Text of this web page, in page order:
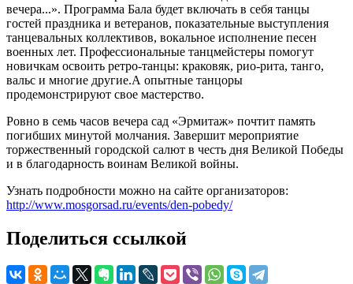
вечера...». Программа Бала будет включать в себя танцы
гостей праздника и ветеранов, показательные выступления
танцевальных коллективов, вокальное исполнение песен
военных лет. Профессиональные танцмейстеры помогут
новичкам освоить ретро-танцы: краковяк, рио-рита, танго,
вальс и многие другие.А опытные танцоры
продемонстрируют свое мастерство.
Ровно в семь часов вечера сад «Эрмитаж» почтит память
погибших минутой молчания. Завершит мероприятие
торжественный городской салют в честь дня Великой Победы
и в благодарность воинам Великой войны.
Узнать подробности можно на сайте организаторов:
http://www.mosgorsad.ru/events/den-pobedy/
Поделиться ссылкой